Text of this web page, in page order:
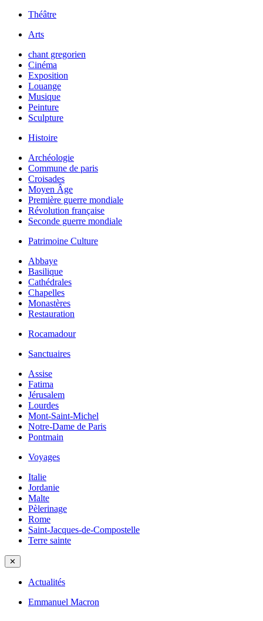
Théâtre
Arts
chant gregorien
Cinéma
Exposition
Louange
Musique
Peinture
Sculpture
Histoire
Archéologie
Commune de paris
Croisades
Moyen Âge
Première guerre mondiale
Révolution française
Seconde guerre mondiale
Patrimoine Culture
Abbaye
Basilique
Cathédrales
Chapelles
Monastères
Restauration
Rocamadour
Sanctuaires
Assise
Fatima
Jérusalem
Lourdes
Mont-Saint-Michel
Notre-Dame de Paris
Pontmain
Voyages
Italie
Jordanie
Malte
Pèlerinage
Rome
Saint-Jacques-de-Compostelle
Terre sainte
✕
Actualités
Emmanuel Macron